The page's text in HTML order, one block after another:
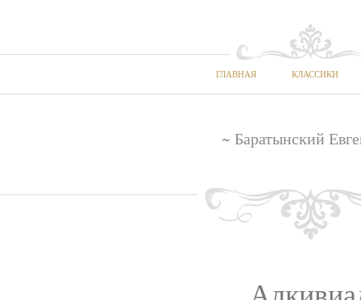
ГЛАВНАЯ КЛАССИКИ
~ Баратынский